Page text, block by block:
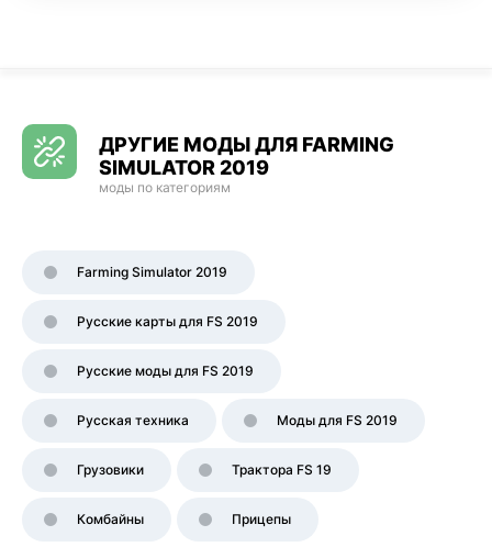
ДРУГИЕ МОДЫ ДЛЯ FARMING
SIMULATOR 2019
моды по категориям
Farming Simulator 2019
Русские карты для FS 2019
Русские моды для FS 2019
Русская техника Моды для FS 2019
Грузовики Трактора FS 19
Комбайны Прицепы